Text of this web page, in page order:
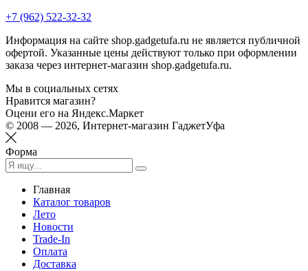
+7 (962) 522-32-32
Информация на сайте shop.gadgetufa.ru не является публичной
офертой. Указанные цены действуют только при оформлении
заказа через интернет-магазин shop.gadgetufa.ru.
Мы в социальных сетях
Нравится магазин?
Оцени его на Яндекс.Маркет
© 2008 — 2026, Интернет-магазин ГаджетУфа
Форма
Главная
Каталог товаров
Лето
Новости
Trade-In
Оплата
Доставка